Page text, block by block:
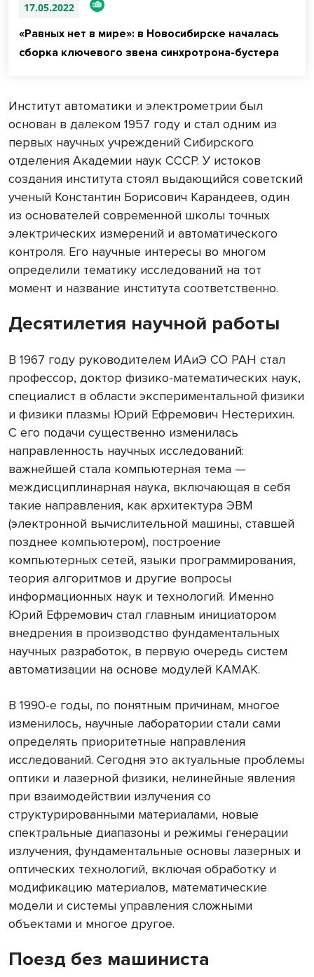
17.05.2022
«Равных нет в мире»: в Новосибирске началась
сборка ключевого звена синхротрона-бустера
Институт автоматики и электрометрии был
основан в далеком 1957 году и стал одним из
первых научных учреждений Сибирского
отделения Академии наук СССР. У истоков
создания института стоял выдающийся советский
ученый Константин Борисович Карандеев, один
из основателей современной школы точных
электрических измерений и автоматического
контроля. Его научные интересы во многом
определили тематику исследований на тот
момент и название института соответственно.
Десятилетия научной работы
В 1967 году руководителем ИАиЭ СО РАН стал
профессор, доктор физико-математических наук,
специалист в области экспериментальной физики
и физики плазмы Юрий Ефремович Нестерихин.
С его подачи существенно изменилась
направленность научных исследований:
важнейшей стала компьютерная тема —
междисциплинарная наука, включающая в себя
такие направления, как архитектура ЭВМ
(электронной вычислительной машины, ставшей
позднее компьютером), построение
компьютерных сетей, языки программирования,
теория алгоритмов и другие вопросы
информационных наук и технологий. Именно
Юрий Ефремович стал главным инициатором
внедрения в производство фундаментальных
научных разработок, в первую очередь систем
автоматизации на основе модулей КАМАК.
В 1990-е годы, по понятным причинам, многое
изменилось, научные лаборатории стали сами
определять приоритетные направления
исследований. Сегодня это актуальные проблемы
оптики и лазерной физики, нелинейные явления
при взаимодействии излучения со
структурированными материалами, новые
спектральные диапазоны и режимы генерации
излучения, фундаментальные основы лазерных и
оптических технологий, включая обработку и
модификацию материалов, математические
модели и системы управления сложными
объектами и многое другое.
Поезд без машиниста